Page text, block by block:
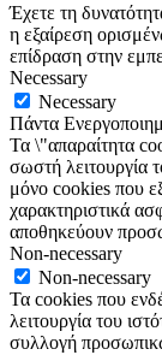
Έχετε τη
η εξαίρεση
επίδραση στην
Necessary
Necessary
Πάντα
Τα \"απαραίτητα
σωστή λειτουργία
μόνο cookies που
χαρακτηριστικά
αποθηκεύουν
Non-necessary
Non-necessary
Τα cookies που
λειτουργία του
συλλογή